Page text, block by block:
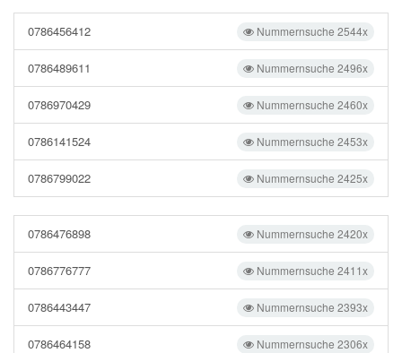
Nummernsuche 2544x
0786456412
Nummernsuche 2496x
0786489611
Nummernsuche 2460x
0786970429
Nummernsuche 2453x
0786141524
Nummernsuche 2425x
0786799022
Nummernsuche 2420x
0786476898
Nummernsuche 2411x
0786776777
Nummernsuche 2393x
0786443447
Nummernsuche 2306x
0786464158